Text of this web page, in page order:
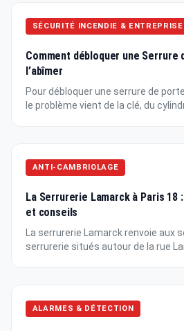
SÉCURITÉ INCENDIE & ENTREPRISE
Comment débloquer une Serrure
l’abîmer
Pour débloquer une serrure de
le problème vient de la clé, du
ANTI-CAMBRIOLAGE
La Serrurerie Lamarck à Paris 18
et conseils
La serrurerie Lamarck renvoie aux
serrurerie situés autour de la rue
ALARMES & DÉTECTION